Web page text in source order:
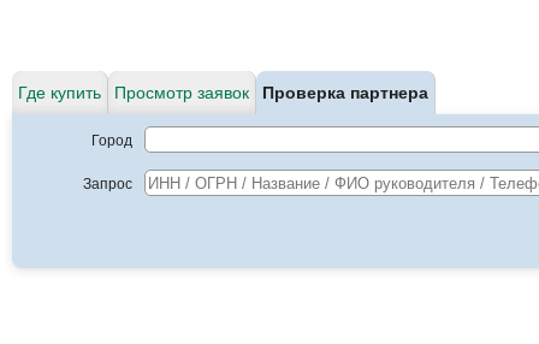
Где купить Просмотр заявок Проверка партнера
Город
Запрос